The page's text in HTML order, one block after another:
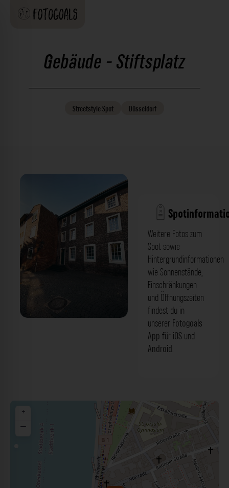
Gebäude - Stiftsplatz
StreetstyleSpot Düsseldorf
Weitere Fotos zum
Spot sowie
Hintergrundinformationen
wie Sonnenstände,
Einschränkungen
und Öffnungszeiten
findest du in
unserer Fotogoals
App für iOS und
Android.
+
−